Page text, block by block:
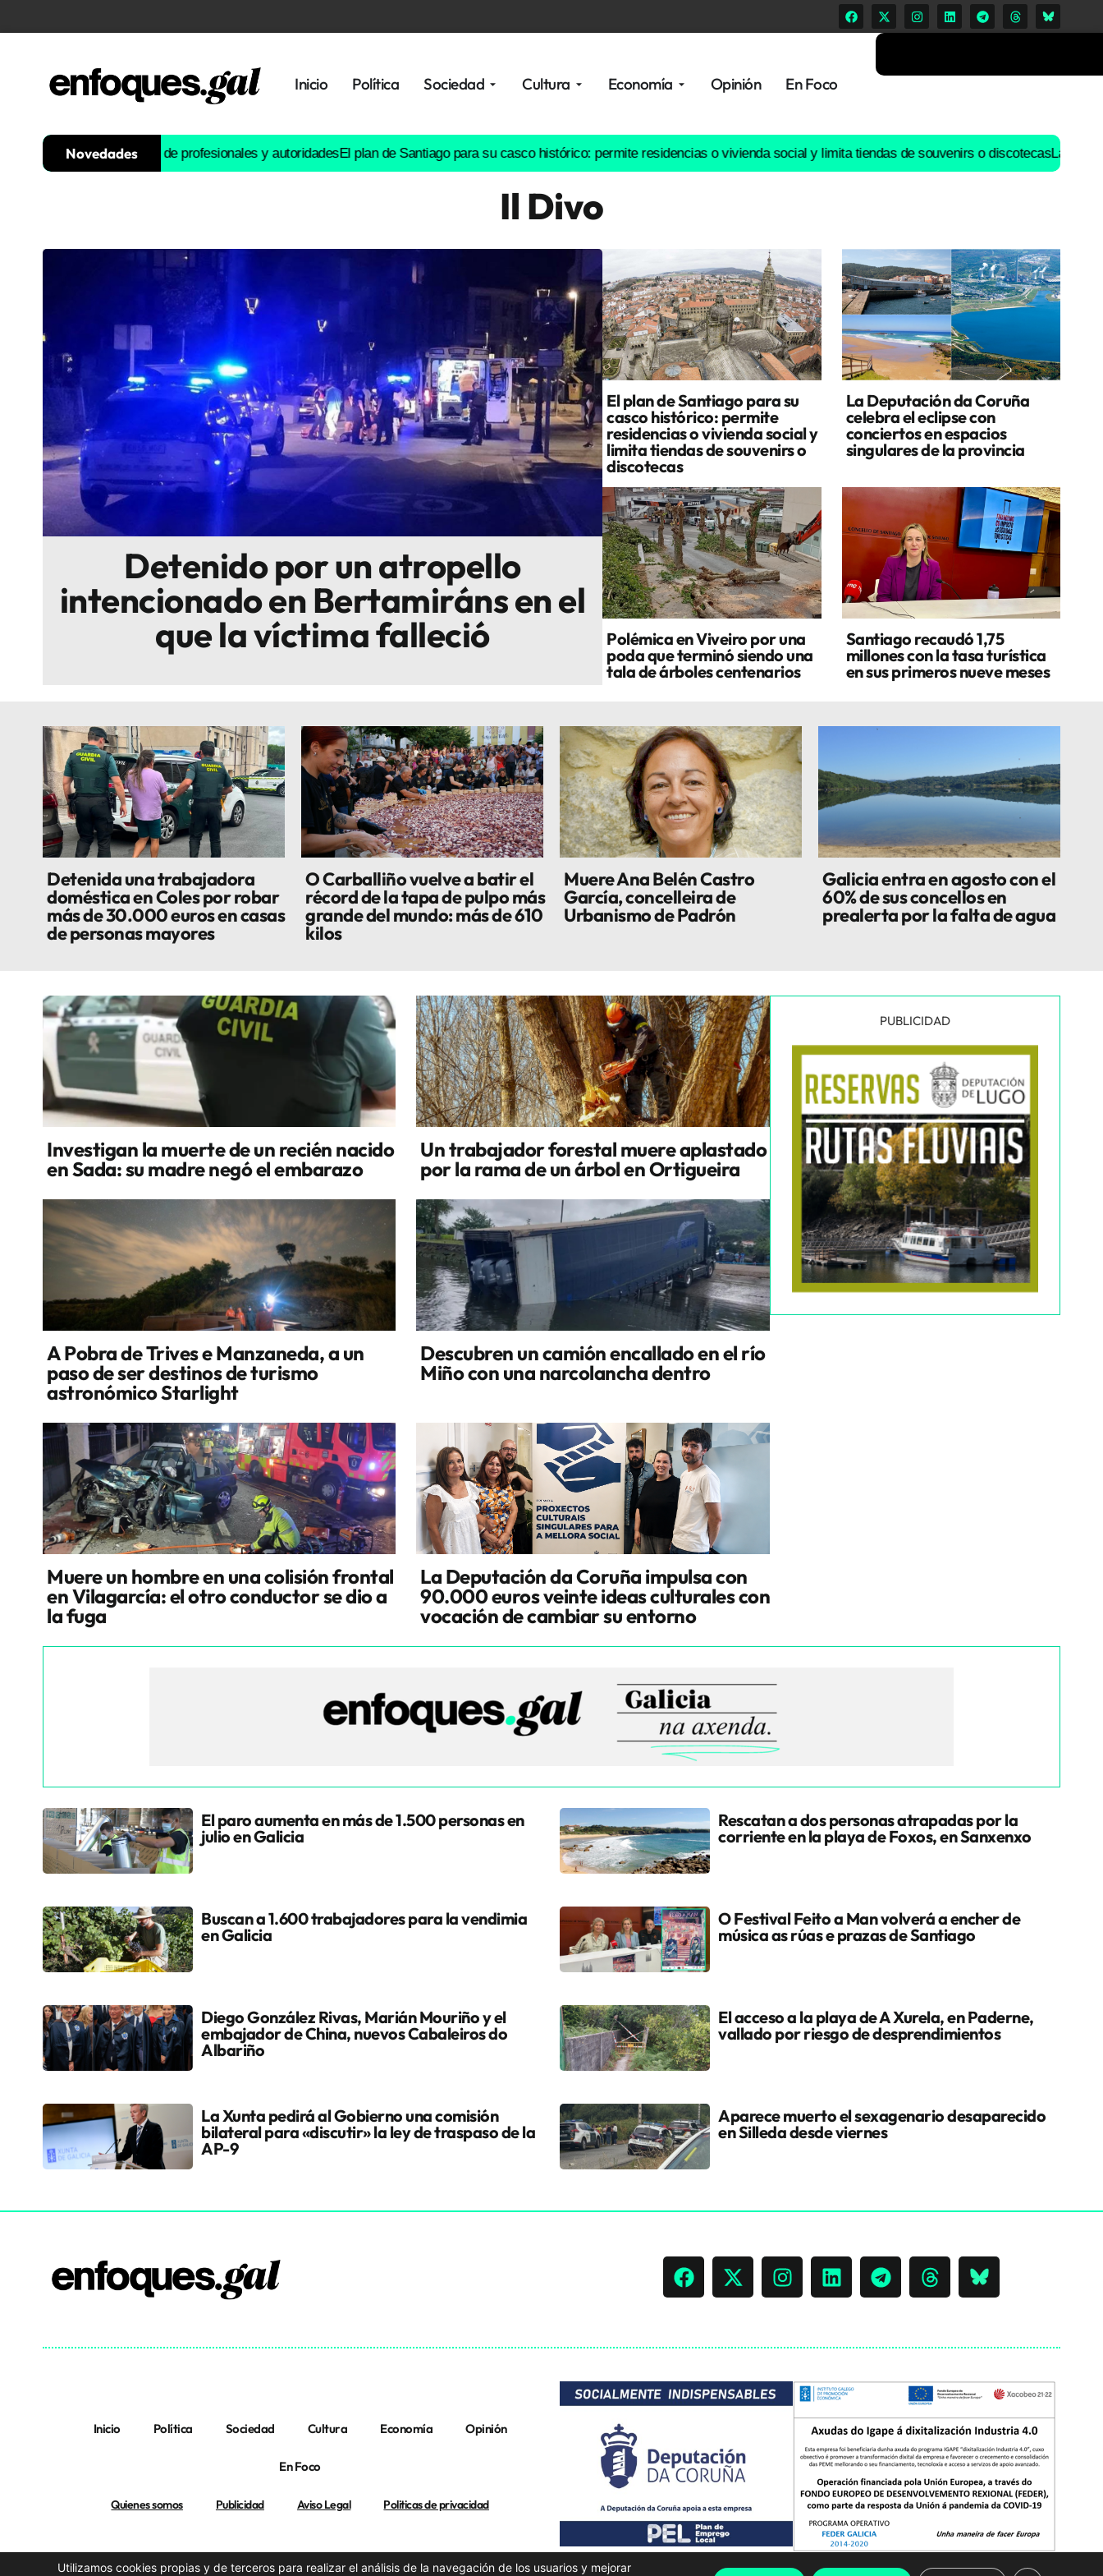
Inicio Política Sociedad Cultura Economía Opinión En Foco
Histórica
Gastronomía
Escenarios
Sostenibilidad
Innova
Novedadesde profesionales y autoridadesEl plan de Santiago para su casco histórico: permite residencias o vivienda social y limita tiendas de souvenirs o discotecasLa Deputación da
Il Divo
Detenido por un atropello
intencionado en Bertamiráns en el
que la víctima falleció
El plan de Santiago para su
casco histórico: permite
residencias o vivienda social y
limita tiendas de souvenirs o
discotecas
La Deputación da Coruña
celebra el eclipse con
conciertos en espacios
singulares de la provincia
Polémica en Viveiro por una
poda que terminó siendo una
tala de árboles centenarios
Santiago recaudó 1,75
millones con la tasa turística
en sus primeros nueve meses
Detenida una trabajadora
doméstica en Coles por robar
más de 30.000 euros en casas
de personas mayores
O Carballiño vuelve a batir el
récord de la tapa de pulpo más
grande del mundo: más de 610
kilos
Muere Ana Belén Castro
García, concelleira de
Urbanismo de Padrón
Galicia entra en agosto con el
60% de sus concellos en
prealerta por la falta de agua
Investigan la muerte de un recién nacido
en Sada: su madre negó el embarazo
Un trabajador forestal muere aplastado
por la rama de un árbol en Ortigueira
A Pobra de Trives e Manzaneda, a un
paso de ser destinos de turismo
astronómico Starlight
Descubren un camión encallado en el río
Miño con una narcolancha dentro
Muere un hombre en una colisión frontal
en Vilagarcía: el otro conductor se dio a
la fuga
La Deputación da Coruña impulsa con
90.000 euros veinte ideas culturales con
vocación de cambiar su entorno
PUBLICIDAD
El paro aumenta en más de 1.500 personas en
julio en Galicia
Rescatan a dos personas atrapadas por la
corriente en la playa de Foxos, en Sanxenxo
Buscan a 1.600 trabajadores para la vendimia
en Galicia
O Festival Feito a Man volverá a encher de
música as rúas e prazas de Santiago
Diego González Rivas, Marián Mouriño y el
embajador de China, nuevos Cabaleiros do
Albariño
El acceso a la playa de A Xurela, en Paderne,
vallado por riesgo de desprendimientos
La Xunta pedirá al Gobierno una comisión
bilateral para «discutir» la ley de traspaso de la
AP-9
Aparece muerto el sexagenario desaparecido
en Silleda desde viernes
Inicio Política Sociedad Cultura Economía Opinión
En Foco
Quienes somos Publicidad Aviso Legal Politicas de privacidad
Utilizamos cookies propias y de terceros para realizar el análisis de la navegación de los usuarios y mejorar